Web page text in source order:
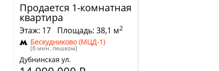
Продается 1-комнатная
квартира
Этаж: 17 Площадь: 38,1 м2
Бескудниково (МЦД-1)
(6 мин. пешком)
Дубнинская ул.